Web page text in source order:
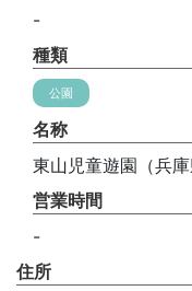
-
種類
公園
名称
東山児童遊園（兵庫
営業時間
-
住所